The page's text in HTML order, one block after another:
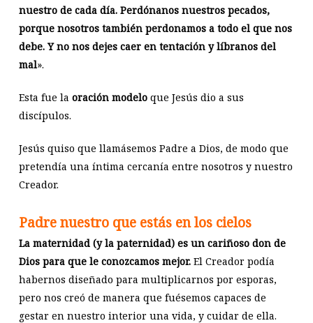
nuestro de cada día. Perdónanos nuestros pecados,
porque nosotros también perdonamos a todo el que nos
debe. Y no nos dejes caer en tentación y líbranos del
mal».
Esta fue la oración modeloque Jesús dio a sus
discípulos.
Jesús quiso que llamásemos Padre a Dios, de modo que
pretendía una íntima cercanía entre nosotros y nuestro
Creador.
Padre nuestro que estás en los cielos
La maternidad (y la paternidad) es un cariñoso don de
Dios para que le conozcamos mejor.El Creador podía
habernos diseñado para multiplicarnos por esporas,
pero nos creó de manera que fuésemos capaces de
gestar en nuestro interior una vida, y cuidar de ella.